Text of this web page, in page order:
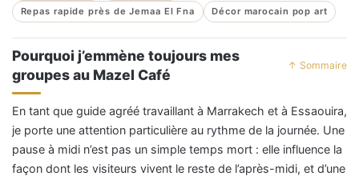
Repas rapide près de Jemaa El Fna
Décor marocain pop art
Pourquoi j’emmène toujours mes
groupes au Mazel Café
↑ Sommaire
En tant que guide agréé travaillant à Marrakech et à Essaouira,
je porte une attention particulière au rythme de la journée. Une
pause à midi n’est pas un simple temps mort : elle influence la
façon dont les visiteurs vivent le reste de l’après-midi, et d’une